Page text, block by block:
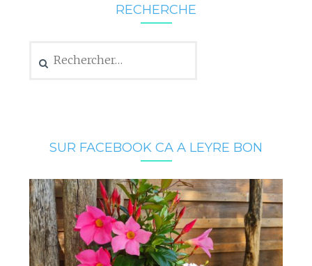
RECHERCHE
SUR FACEBOOK CA A LEYRE BON